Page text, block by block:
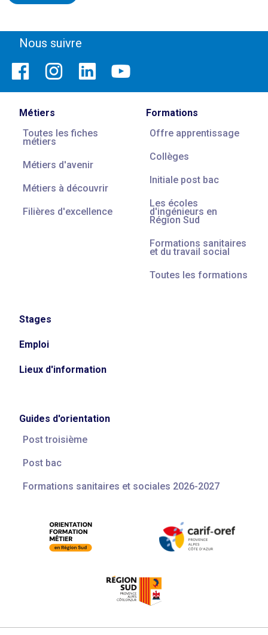
Nous suivre
Métiers
Toutes les fiches
métiers
Métiers d'avenir
Métiers à découvrir
Filières d'excellence
Formations
Offre apprentissage
Collèges
Initiale post bac
Les écoles
d'ingénieurs en
Région Sud
Formations sanitaires
et du travail social
Toutes les formations
Stages
Emploi
Lieux d'information
Guides d'orientation
Post troisième
Post bac
Formations sanitaires et sociales 2026-2027